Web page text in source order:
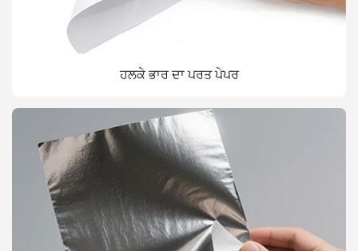
ਹਲਕੇ ਭਾਰ ਦਾ ਪਰਤ ਪੇਪਰ